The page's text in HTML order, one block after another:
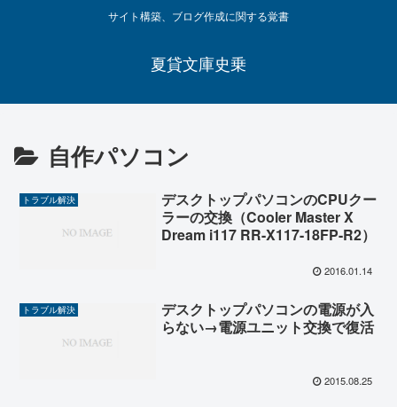
サイト構築、ブログ作成に関する覚書
夏貸文庫史乗
自作パソコン
トラブル解決
デスクトップパソコンのCPUクー
ラーの交換（Cooler Master X
Dream i117 RR-X117-18FP-R2）
2016.01.14
トラブル解決
デスクトップパソコンの電源が入
らない→電源ユニット交換で復活
2015.08.25